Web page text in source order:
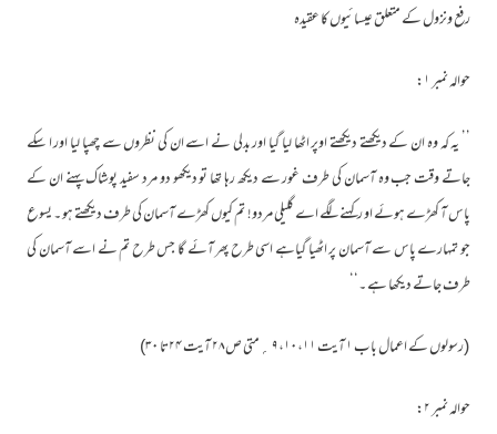
رفع ونزول کے متعلق عیسائیوں کا عقیدہ
حوالہ نمبر ۱:
’’ یہ کہ وہ ان کے دیکھتے دیکھتے اوپر اٹھا لیا گیا اور بدلی نے اسے ان کی نظروں سے چھپا لیا اور ا سکے
جاتے وقت جب وہ آسمان کی طرف غور سے دیکھ رہا تھا تو دیکھو دو مرد سفید پوشاک پہنے ان کے
پاس آ کھڑے ہوئے او رکہنے لگے اے گلیلی مردو! تم کیوں کھڑے آسمان کی طرف دیکھتے ہو ۔ یسوع
جو تمہارے پاس سے آسمان پر اٹھیا گیاہے اسی طرح پھر آئے گا جس طرح تم نے اسے آسمان کی
طرف جاتے دیکھا ہے ۔‘‘
(رسولوں کے اعمال باب ۱ آیت ۹،۱۰،۱۱ ؍متی ص۲۸ آیت ۲۴تا ۳۰)
حوالہ نمبر ۲: